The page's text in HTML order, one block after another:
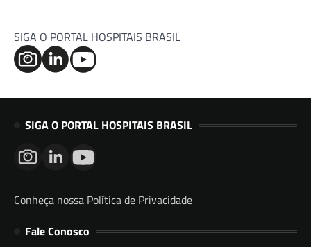
SIGA O PORTAL HOSPITAIS BRASIL
SIGA O PORTAL HOSPITAIS BRASIL
Conheça nossa Política de Privacidade
Fale Conosco